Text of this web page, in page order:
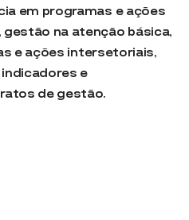
em programas e ações
na atenção básica,
e ações intersetoriais,
e
de gestão.